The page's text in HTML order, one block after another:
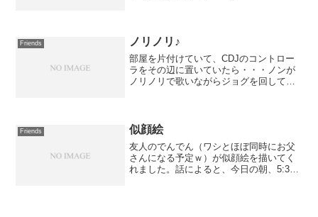
Friends ノリノリ♪
部屋を片付けていて、CDJのコントロー
ラをその辺に置いていたら・・・ノンが
ノリノリで歌いながらジョグを回してた
Friends 似顔絵
友人のでんでん（ワシとほぼ同時にお父
さんになる予定ｗ）が似顔絵を描いてく
れました。話によると、今日の朝、5:30